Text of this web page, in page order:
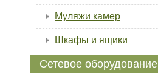
Муляжи камер
Шкафы и ящики
Сетевое оборудование